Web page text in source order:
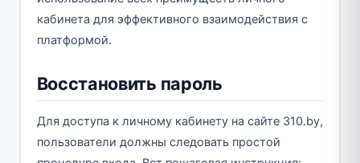
кабинета для эффективного взаимодействия с
платформой.
Восстановить пароль
Для доступа к личному кабинету на сайте 310.by,
пользователи должны следовать простой